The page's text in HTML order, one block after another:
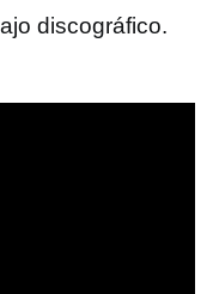
discográfico.